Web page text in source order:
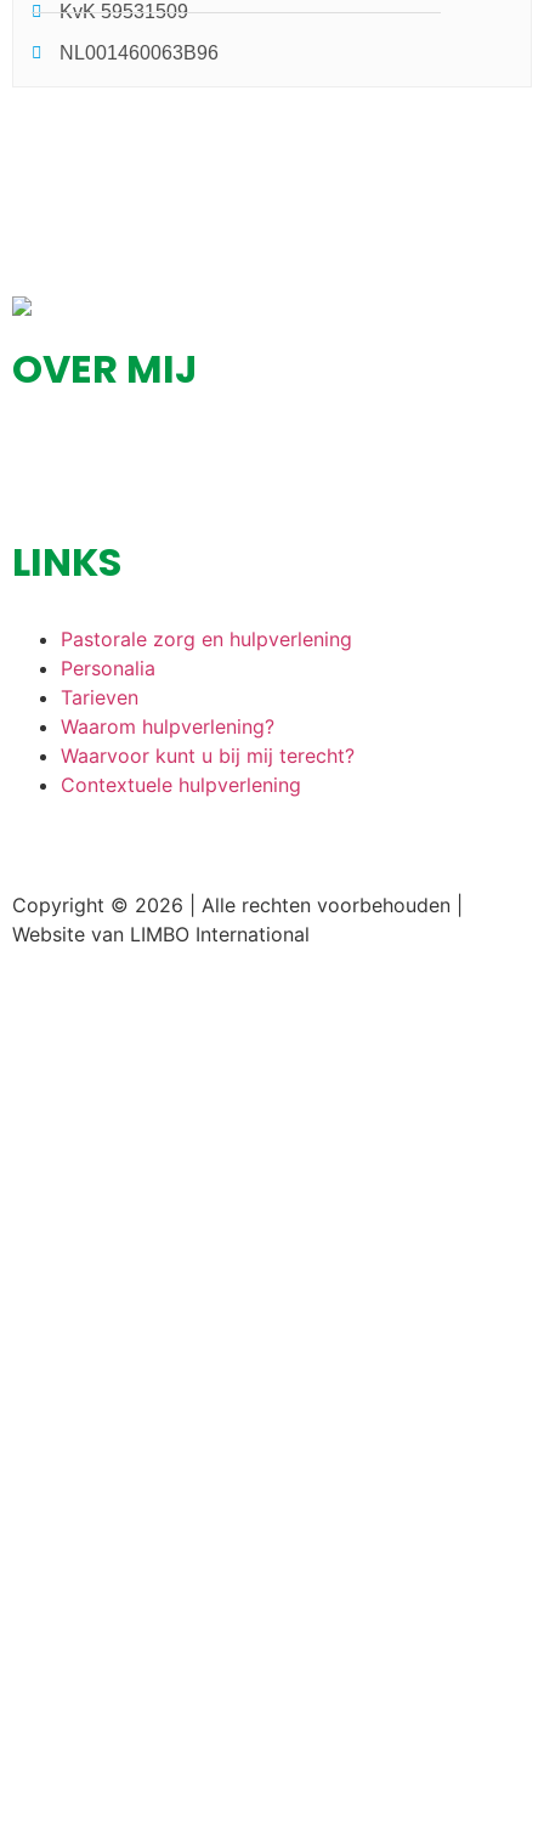
KvK 59531509
NL001460063B96
OVER MIJ
LINKS
Pastorale zorg en hulpverlening
Personalia
Tarieven
Waarom hulpverlening?
Waarvoor kunt u bij mij terecht?
Contextuele hulpverlening
Copyright © 2026 | Alle rechten voorbehouden |
Website van LIMBO International